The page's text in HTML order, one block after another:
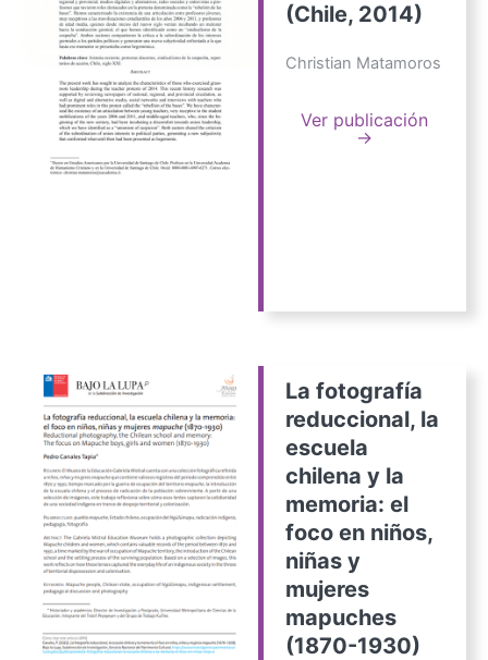
(Chile, 2014)
Christian Matamoros
Ver publicación
→
La fotografía
reduccional, la
escuela
chilena y la
memoria: el
foco en niños,
niñas y
mujeres
mapuches
(1870-1930)